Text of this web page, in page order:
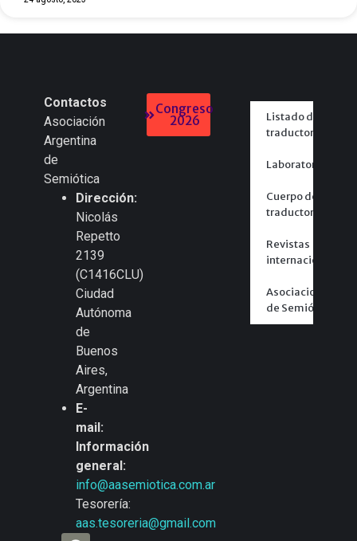
Contactos
Asociación
Argentina
de
Semiótica
Dirección:
Nicolás
Repetto
2139
(C1416CLU)
Ciudad
Autónoma
de
Buenos
Aires,
Argentina
E-
mail:
Información
general:
info@aasemiotica.com.ar
Tesorería:
aas.tesoreria@gmail.com
Congreso
2026
Listado de
traductores
Laboratorios
Cuerpo de
traductores
Revistas
internacionales
Asociaciones
de Semiótica